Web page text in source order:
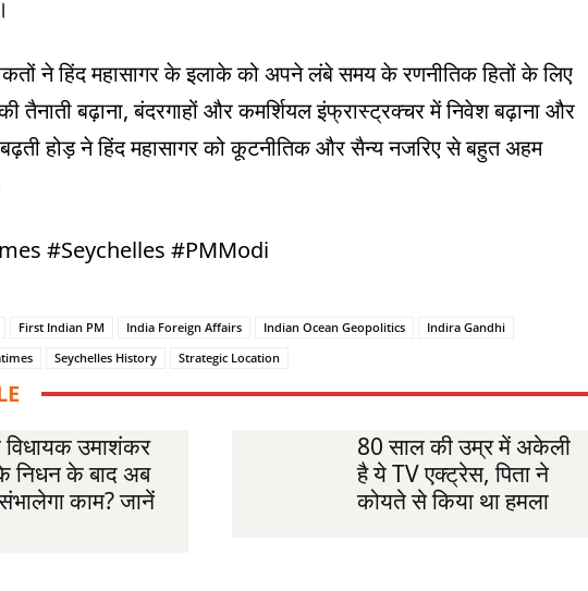
ने हिंद महासागर के इलाके को अपने लंबे समय के रणनीतिक हितों के लिए
तैनाती बढ़ाना, बंदरगाहों और कमर्शियल इंफ्रास्ट्रक्चर में निवेश बढ़ाना और
होड़ ने हिंद महासागर को कूटनीतिक और सैन्य नजरिए से बहुत अहम
#Seychelles #PMModi
First Indian PM India Foreign Affairs Indian Ocean Geopolitics
Indira Gandhi
Seychelles History Strategic Location
विधायक उमाशंकर
निधन के बाद अब
काम? जानें
80 साल की उम्र में अकेली
है ये TV एक्ट्रेस, पिता ने
कोयते से किया था हमला